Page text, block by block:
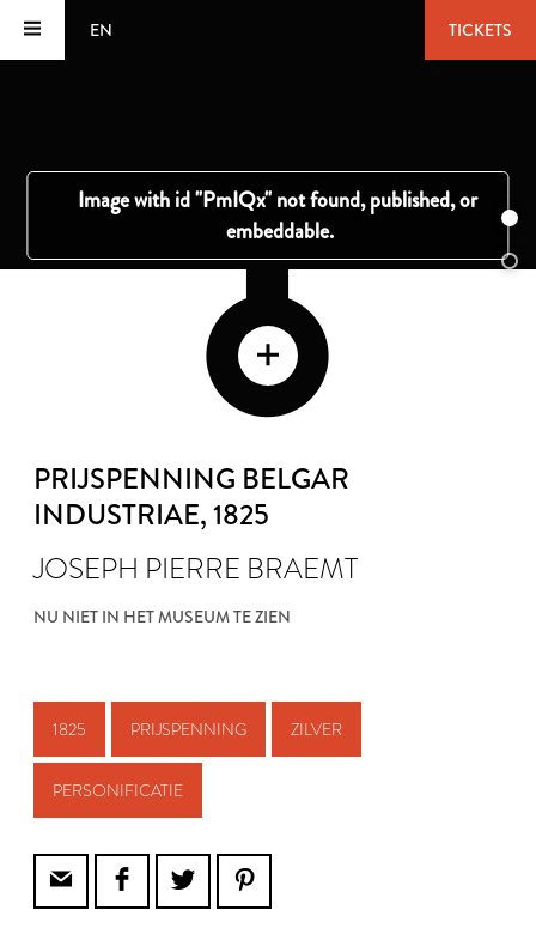
EN TICKETS
PRIJSPENNING BELGAR
INDUSTRIAE, 1825
JOSEPH PIERRE BRAEMT
NU NIET IN HET MUSEUM TE ZIEN
1825 PRIJSPENNING ZILVER
PERSONIFICATIE